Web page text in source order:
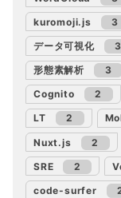
kuromoji.js 3
データ可視化 3
形態素解析 3
Cognito 2
LT 2
Nuxt.js 2
SRE 2
code-surfer